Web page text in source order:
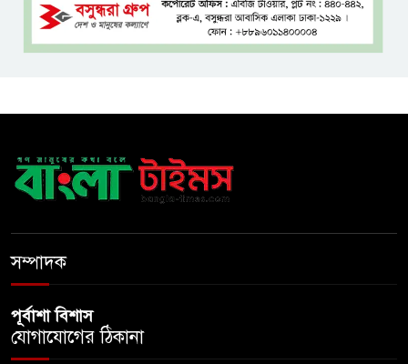
আলোচনা, সিদ্ধান্ত নেবেন তারেক
রহমান
বাংলাদেশে এলো থাইল্যান্ডের শীর্ষ
কফি ব্র্যান্ড ‘ক্যাফে আমাজন
সম্পাদক
পূর্বাশা বিশাস
যোগাযোগের ঠিকানা